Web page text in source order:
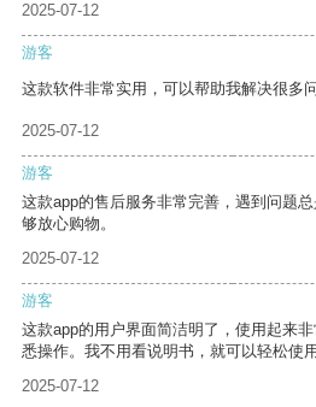
2025-07-12
游客
这款软件非常实用，可以帮助我解决很多问
2025-07-12
游客
这款app的售后服务非常完善，遇到问题
够放心购物。
2025-07-12
游客
这款app的用户界面简洁明了，使用起来
悉操作。我不用看说明书，就可以轻松使用
2025-07-12